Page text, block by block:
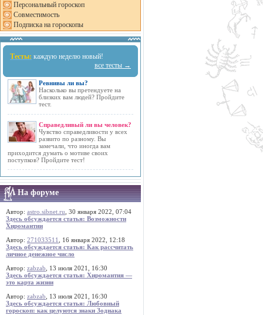
Персональный гороскоп
Совместимость
Подписка на гороскопы
Тесты: каждую неделю новый!
все тесты →
Ревнивы ли вы?
Насколько вы претендуете на
близких вам людей? Пройдите
тест.
Справедливый ли вы человек?
Чувство справедливости у всех
развито по разному. Вы
замечали, что иногда вам
приходится думать о мотиве своих
поступков? Пройдите тест!
На форуме
Автор: astro.sibnet.ru , 30 января 2022, 07:04
Здесь обсуждается статья: Возможности
Хиромантии
Автор: 271033511
, 16 января 2022, 12:18
Здесь обсуждается статья: Как рассчитать
личное денежное число
Автор: zabzab , 13 июля 2021, 16:30
Здесь обсуждается статья: Хиромантия —
это карта жизни
Автор: zabzab , 13 июля 2021, 16:30
Здесь обсуждается статья: Любовный
гороскоп: как целуются знаки Зодиака